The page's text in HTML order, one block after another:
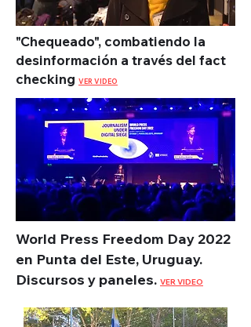
"Chequeado", combatiendo la
desinformación a través del fact
checking VER VIDEO
World Press Freedom Day 2022
en Punta del Este, Uruguay.
Discursos y paneles. VER VIDEO